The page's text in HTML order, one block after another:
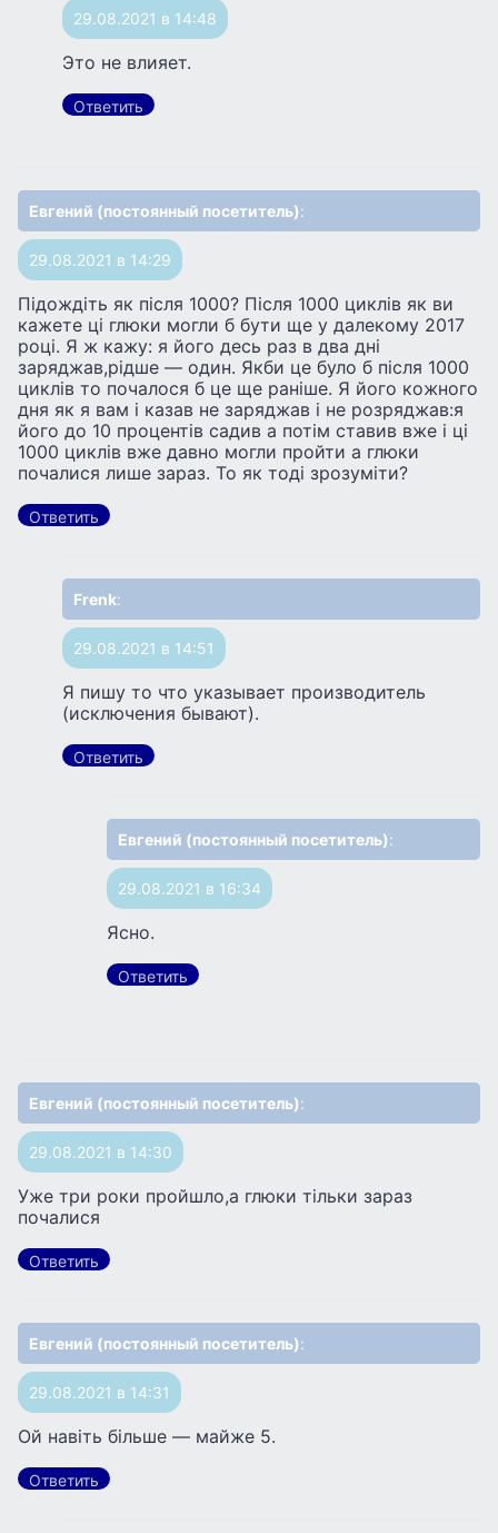
29.08.2021 в 14:48
Это не влияет.
Ответить
Евгений (постоянный посетитель):
29.08.2021 в 14:29
Підождіть як після 1000? Після 1000 циклів як ви
кажете ці глюки могли б бути ще у далекому 2017
році. Я ж кажу: я його десь раз в два дні
заряджав,рідше — один. Якби це було б після 1000
циклів то почалося б це ще раніше. Я його кожного
дня як я вам і казав не заряджав і не розряджав:я
його до 10 процентів садив а потім ставив вже і ці
1000 циклів вже давно могли пройти а глюки
почалися лише зараз. То як тоді зрозуміти?
Ответить
Frenk:
29.08.2021 в 14:51
Я пишу то что указывает производитель
(исключения бывают).
Ответить
Евгений (постоянный посетитель):
29.08.2021 в 16:34
Ясно.
Ответить
Евгений (постоянный посетитель):
29.08.2021 в 14:30
Уже три роки пройшло,а глюки тільки зараз
почалися
Ответить
Евгений (постоянный посетитель):
29.08.2021 в 14:31
Ой навіть більше — майже 5.
Ответить